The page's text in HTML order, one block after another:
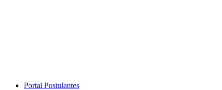
Close
Portal Postulantes